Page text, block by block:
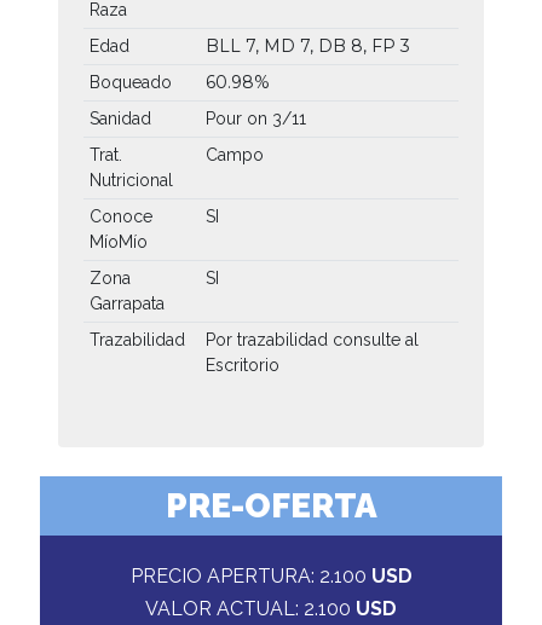
Raza
Edad
BLL 7, MD 7, DB 8, FP 3
Boqueado 60.98%
Sanidad
Pour on 3/11
Trat.
Nutricional
Campo
Conoce
MíoMío
SI
Zona
Garrapata
SI
Trazabilidad
Por trazabilidad consulte al
Escritorio
PRE-OFERTA
PRECIO APERTURA: 2.100 USD
VALOR ACTUAL: 2.100 USD